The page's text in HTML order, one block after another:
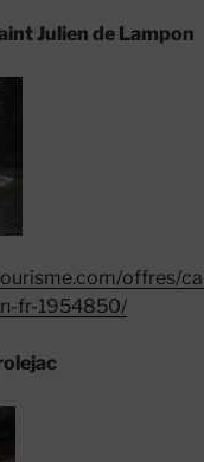
Julien de Lampon
offres/
fr-1954850/